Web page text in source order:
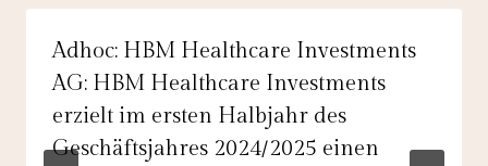
Adhoc: HBM Healthcare Investments
AG: HBM Healthcare Investments
erzielt im ersten Halbjahr des
Geschäftsjahres 2024/2025 einen